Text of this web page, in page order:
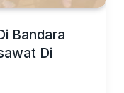
Bandara
Di